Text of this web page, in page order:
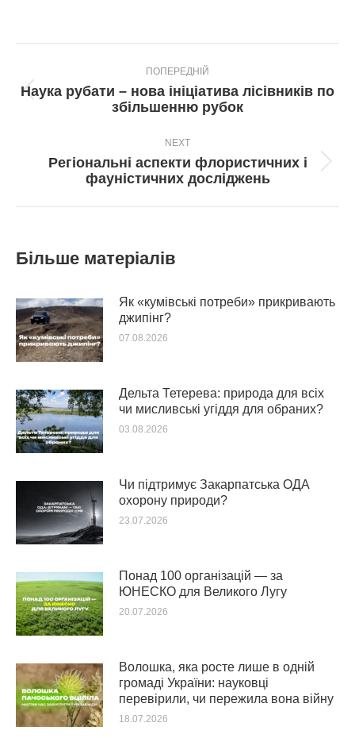
navigation
ПОПЕРЕДНІЙ
Попередній
пост:
Наука рубати – нова ініціатива лісівників по
збільшенню рубок
NEXT
Next
post:
Регіональні аспекти флористичних і
фауністичних досліджень
Більше матеріалів
Як «кумівські потреби» прикривають
джипінг?
07.08.2026
Дельта Тетерева: природа для всіх
чи мисливські угіддя для обраних?
03.08.2026
Чи підтримує Закарпатська ОДА
охорону природи?
23.07.2026
Понад 100 організацій — за
ЮНЕСКО для Великого Лугу
20.07.2026
Волошка, яка росте лише в одній
громаді України: науковці
перевірили, чи пережила вона війну
18.07.2026